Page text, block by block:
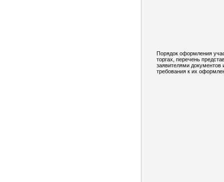
Порядок оформления
торгах, перечень
заявителями документов
требования к их